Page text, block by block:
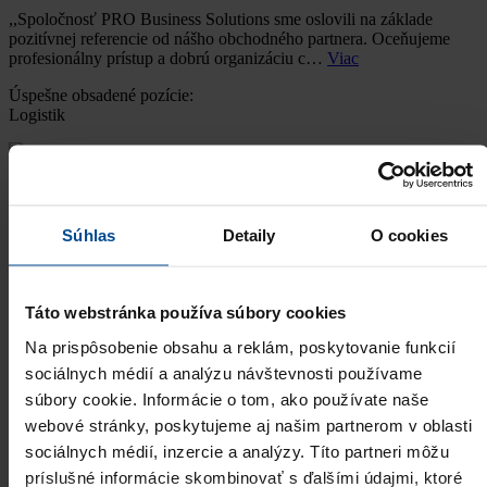
Súhlas Detaily O cookies
Táto webstránka používa súbory cookies
Na prispôsobenie obsahu a reklám, poskytovanie funkcií
sociálnych médií a analýzu návštevnosti používame
súbory cookie. Informácie o tom, ako používate naše
webové stránky, poskytujeme aj našim partnerom v oblasti
sociálnych médií, inzercie a analýzy. Títo partneri môžu
príslušné informácie skombinovať s ďalšími údajmi, ktoré
,,Spoločnosť PRO Business Solutions sme oslovili na základe
pozitívnej referencie od nášho obchodného partnera. Oceňujeme
profesionálny prístup a dobrú organizáciu c… Viac
Úspešne obsadené pozície:
Logistik
"We are very satisfied with the process of Executive Search, the
proposed candidates and the fact that we could have a new Finance
manager onboard in such a short time."
Úspešne obsadené pozície:
Plant Manager, Finance Manager, Accounting Manager, Quality
Manager, Business Co…
Stefan VANDEPAER
Group Finance Director, ASPEL Group
„Spoluprácu so spoločnosťou PRO Business Solutions, s.r.o.
hodnotíme veľmi pozitívne a profesionálne. Nesmierne si vážime